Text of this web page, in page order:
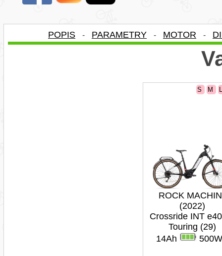
POPIS - PARAMETRY - MOTOR -
S M
ROCK
(2022)
Crossride INT
Touring (29)
14Ah